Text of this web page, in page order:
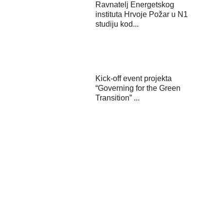
Ravnatelj Energetskog
instituta Hrvoje Požar u N1
studiju kod...
Kick-off event projekta
“Governing for the Green
Transition” ...